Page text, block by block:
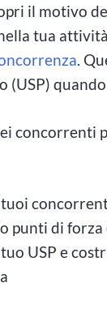
il motivo
tua
.
(USP)
concorrenti
punti di forza
USP e